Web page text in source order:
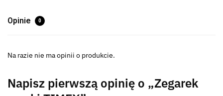
Opinie 0
Na razie nie ma opinii o produkcie.
Napisz pierwszą opinię o „Zegarek